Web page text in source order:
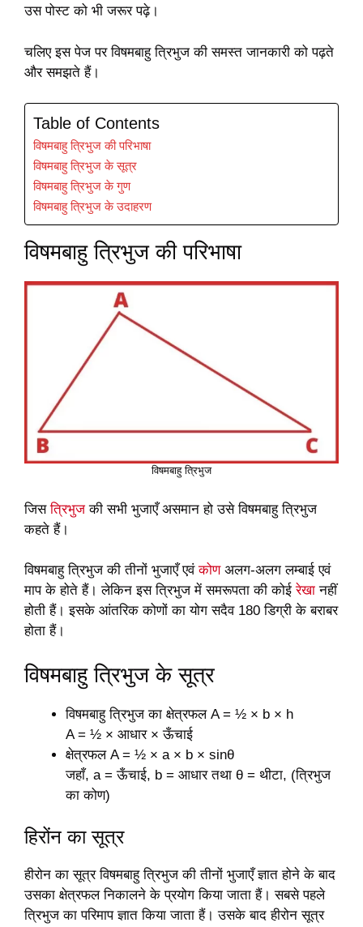
उस पोस्ट को भी जरूर पढ़े।
चलिए इस पेज पर विषमबाहु त्रिभुज की समस्त जानकारी को पढ़ते
और समझते हैं।
Table of Contents
विषमबाहु त्रिभुज की परिभाषा
विषमबाहु त्रिभुज के सूत्र
विषमबाहु त्रिभुज के गुण
विषमबाहु त्रिभुज के उदाहरण
विषमबाहु त्रिभुज की परिभाषा
विषमबाहु त्रिभुज
जिसत्रिभुजकी सभी भुजाएँ असमान हो उसे विषमबाहु त्रिभुज
कहते हैं।
विषमबाहु त्रिभुज की तीनों भुजाएँ एवंकोणअलग-अलग लम्बाई एवं
माप के होते हैं। लेकिन इस त्रिभुज में समरूपता की कोईरेखा नहीं
होती हैं। इसके आंतरिक कोणों का योग सदैव 180 डिग्री के बराबर
होता हैं।
विषमबाहु त्रिभुज के सूत्र
विषमबाहु त्रिभुज का क्षेत्रफल A = ½ × b × h
A = ½ × आधार × ऊँचाई
क्षेत्रफल A = ½ × a × b × sinθ
जहाँ, a = ऊँचाई, b = आधार तथा θ = थीटा, (त्रिभुज
का कोण)
हिरोंन का सूत्र
हीरोन का सूत्र विषमबाहु त्रिभुज की तीनों भुजाएँ ज्ञात होने के बाद
उसका क्षेत्रफल निकालने के प्रयोग किया जाता हैं। सबसे पहले
त्रिभुज का परिमाप ज्ञात किया जाता हैं। उसके बाद हीरोन सूत्र